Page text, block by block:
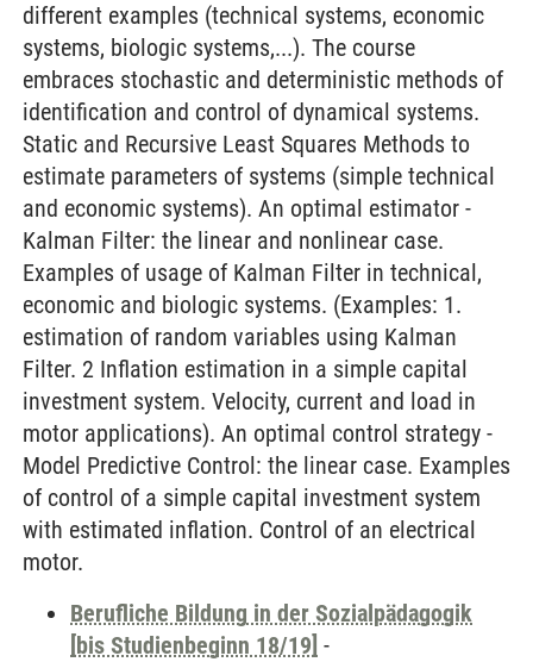
different examples (technical systems, economic
systems, biologic systems,...). The course
embraces stochastic and deterministic methods of
identification and control of dynamical systems.
Static and Recursive Least Squares Methods to
estimate parameters of systems (simple technical
and economic systems). An optimal estimator -
Kalman Filter: the linear and nonlinear case.
Examples of usage of Kalman Filter in technical,
economic and biologic systems. (Examples: 1.
estimation of random variables using Kalman
Filter. 2 Inflation estimation in a simple capital
investment system. Velocity, current and load in
motor applications). An optimal control strategy -
Model Predictive Control: the linear case. Examples
of control of a simple capital investment system
with estimated inflation. Control of an electrical
motor.
Berufliche Bildung in der Sozialpädagogik
[bis Studienbeginn 18/19] -